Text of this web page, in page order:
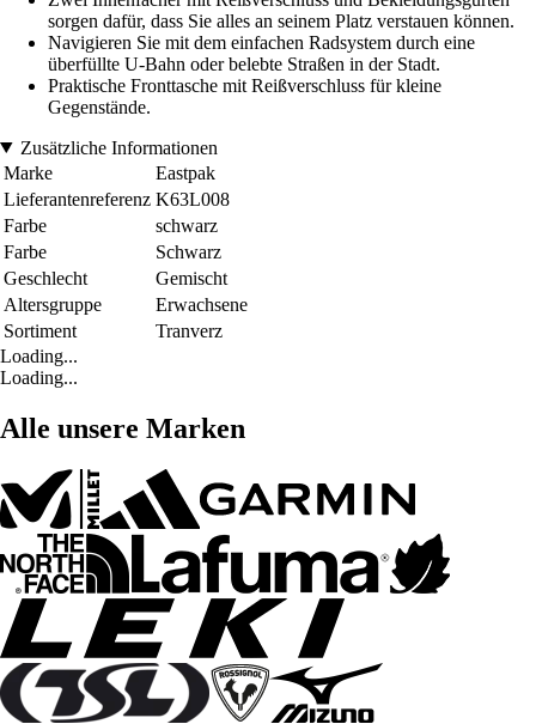
sorgen dafür, dass Sie alles an seinem Platz verstauen können.
Navigieren Sie mit dem einfachen Radsystem durch eine
überfüllte U-Bahn oder belebte Straßen in der Stadt.
Praktische Fronttasche mit Reißverschluss für kleine
Gegenstände.
Zusätzliche Informationen
Marke
Eastpak
Lieferantenreferenz K63L008
Farbe
schwarz
Farbe
Schwarz
Geschlecht
Gemischt
Altersgruppe
Erwachsene
Sortiment
Tranverz
Loading...
Loading...
Alle unsere Marken